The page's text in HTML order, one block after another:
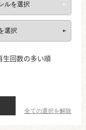
生回数の多い順
全ての選択を解除